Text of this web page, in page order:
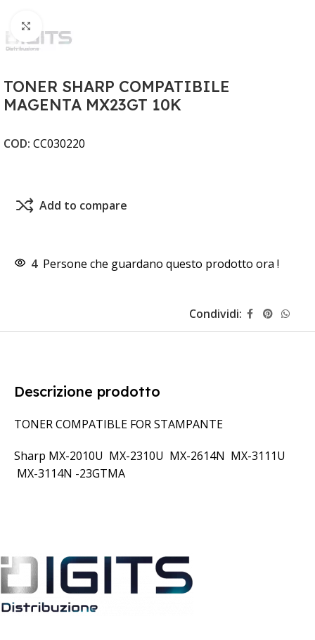
TONER SHARP COMPATIBILE
MAGENTA MX23GT 10K
COD: CC030220
Add to compare
4 Persone che guardano questo prodotto ora !
Condividi:
Descrizione prodotto
TONER COMPATIBLE FOR STAMPANTE
Sharp MX-2010U MX-2310U MX-2614N MX-3111U
MX-3114N -23GTMA